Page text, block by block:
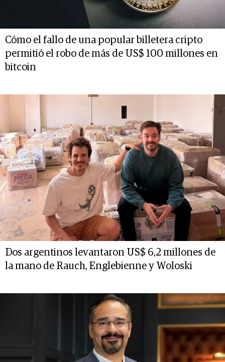
Cómo el fallo de una popular billetera cripto
permitió el robo de más de US$ 100 millones en
bitcoin
Dos argentinos levantaron US$ 6,2 millones de
la mano de Rauch, Englebienne y Woloski